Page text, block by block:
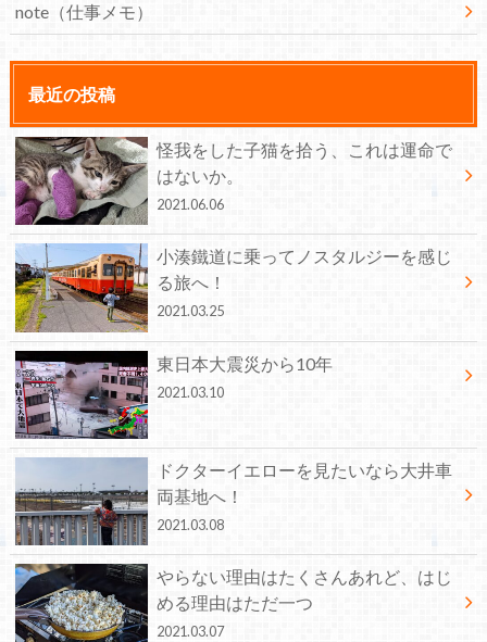
note（仕事メモ）
最近の投稿
怪我をした子猫を拾う、これは運命で
はないか。
2021.06.06
小湊鐵道に乗ってノスタルジーを感じ
る旅へ！
2021.03.25
東日本大震災から10年
2021.03.10
ドクターイエローを見たいなら大井車
両基地へ！
2021.03.08
やらない理由はたくさんあれど、はじ
める理由はただ一つ
2021.03.07